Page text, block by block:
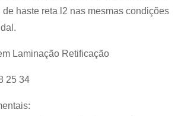
haste reta l2 nas mesmas condições
Laminação Retificação
25 34